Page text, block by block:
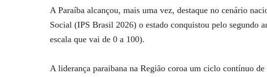
A Paraíba alcançou, mais uma vez, destaque no cenário
Social (IPS Brasil 2026) o estado conquistou pelo segundo
escala que vai de 0 a 100).
A liderança paraibana na Região coroa um ciclo contínuo